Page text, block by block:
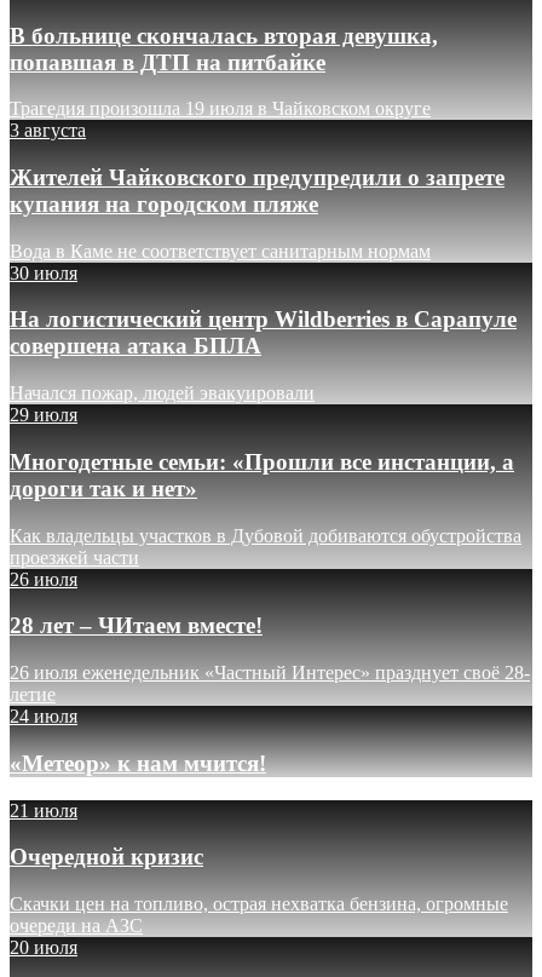
В больнице скончалась вторая девушка,
попавшая в ДТП на питбайке
Трагедия произошла 19 июля в Чайковском округе
3 августа
Жителей Чайковского предупредили о запрете
купания на городском пляже
Вода в Каме не соответствует санитарным нормам
30 июля
На логистический центр Wildberries в Сарапуле
совершена атака БПЛА
Начался пожар, людей эвакуировали
29 июля
Многодетные семьи: «Прошли все инстанции, а
дороги так и нет»
Как владельцы участков в Дубовой добиваются обустройства
проезжей части
26 июля
28 лет – ЧИтаем вместе!
26 июля еженедельник «Частный Интерес» празднует своё 28-
летие
24 июля
«Метеор» к нам мчится!
21 июля
Очередной кризис
Скачки цен на топливо, острая нехватка бензина, огромные
очереди на АЗС
20 июля